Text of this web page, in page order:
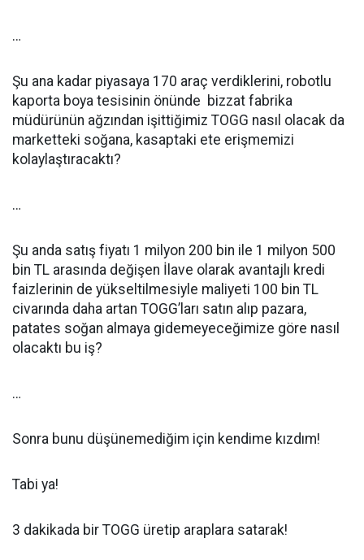
…
Şu ana kadar piyasaya 170 araç verdiklerini, robotlu
kaporta boya tesisinin önünde bizzat fabrika
müdürünün ağzından işittiğimiz TOGG nasıl olacak da
marketteki soğana, kasaptaki ete erişmemizi
kolaylaştıracaktı?
…
Şu anda satış fiyatı 1 milyon 200 bin ile 1 milyon 500
bin TL arasında değişen İlave olarak avantajlı kredi
faizlerinin de yükseltilmesiyle maliyeti 100 bin TL
civarında daha artan TOGG’ları satın alıp pazara,
patates soğan almaya gidemeyeceğimize göre nasıl
olacaktı bu iş?
…
Sonra bunu düşünemediğim için kendime kızdım!
Tabi ya!
3 dakikada bir TOGG üretip araplara satarak!